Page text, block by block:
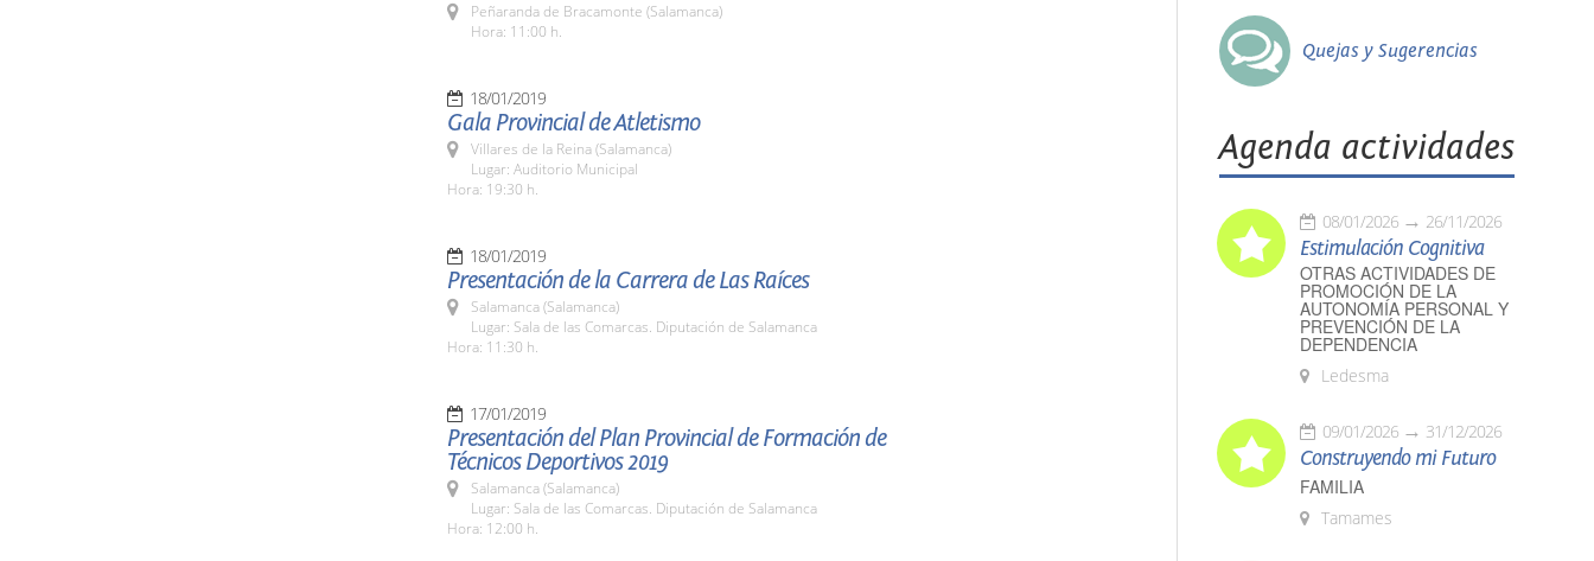
Peñaranda de Bracamonte (Salamanca)
Hora: 11:00 h.
18/01/2019
Gala Provincial de Atletismo
Villares de la Reina (Salamanca)
Lugar: Auditorio Municipal
Hora: 19:30 h.
18/01/2019
Presentación de la Carrera de Las Raíces
Salamanca (Salamanca)
Lugar: Sala de las Comarcas. Diputación de Salamanca
Hora: 11:30 h.
17/01/2019
Presentación del Plan Provincial de Formación de
Técnicos Deportivos 2019
Salamanca (Salamanca)
Lugar: Sala de las Comarcas. Diputación de Salamanca
Hora: 12:00 h.
Quejas y Sugerencias
Agenda actividades
08/01/2026 26/11/2026
Estimulación Cognitiva
OTRAS ACTIVIDADES DE
PROMOCIÓN DE LA
AUTONOMÍA PERSONAL Y
PREVENCIÓN DE LA
DEPENDENCIA
Ledesma
09/01/2026 31/12/2026
Construyendo mi Futuro
FAMILIA
Tamames